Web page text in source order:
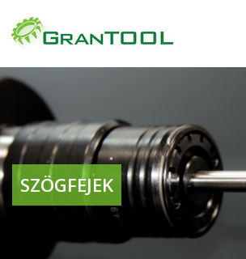
SZÖGFEJEK